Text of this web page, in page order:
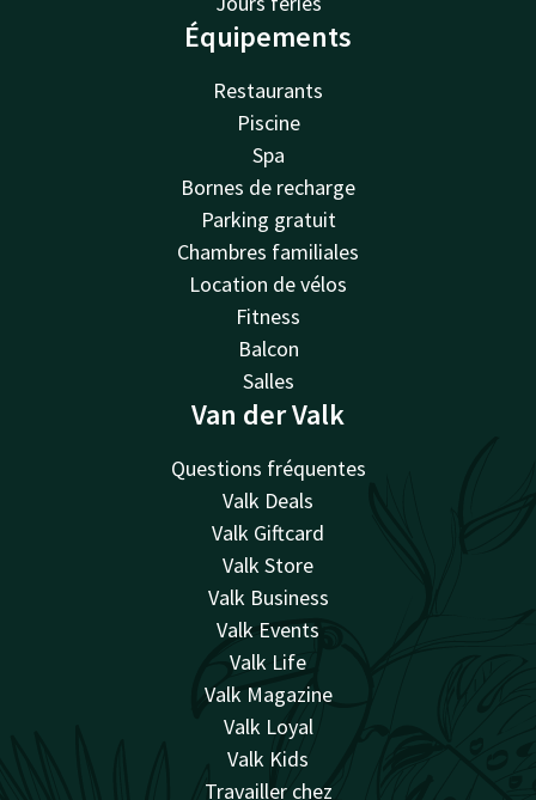
Équipements
Restaurants
Piscine
Spa
Bornes de recharge
Parking gratuit
Chambres familiales
Location de vélos
Fitness
Balcon
Salles
Van der Valk
Questions fréquentes
Valk Deals
Valk Giftcard
Valk Store
Valk Business
Valk Events
Valk Life
Valk Magazine
Valk Loyal
Valk Kids
Travailler chez